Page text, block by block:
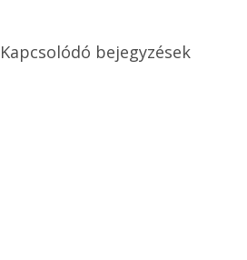
Kapcsolódó bejegyzések